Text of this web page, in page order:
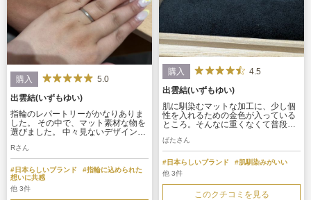
購入
4.5
出雲結(いずもゆい)
肌に馴染むマットな加工に、少し個
性を入れるための金色が入っている
ところ。そんなに重くなくて普段使
セサリーをつけたことのない私でも
抵抗なく購入できた。これから普段
使いしていきたいと思える。
ばたさん
#日本らしいブランド
#肌馴染みがいい
他 3件
このクチコミを見る
購入
5.0
出雲結(いずもゆい)
指輪のレパートリーがかなりありま
した。 その中で、マット素材な物を
選びました。 中々見ないデザインな
決しました。 刻印もかなりの数で
き、自分たちだけのオリジナル指輪
ができると思います。
Rさん
#日本らしいブランド
#指輪に込められた
想いに共感
他 3件